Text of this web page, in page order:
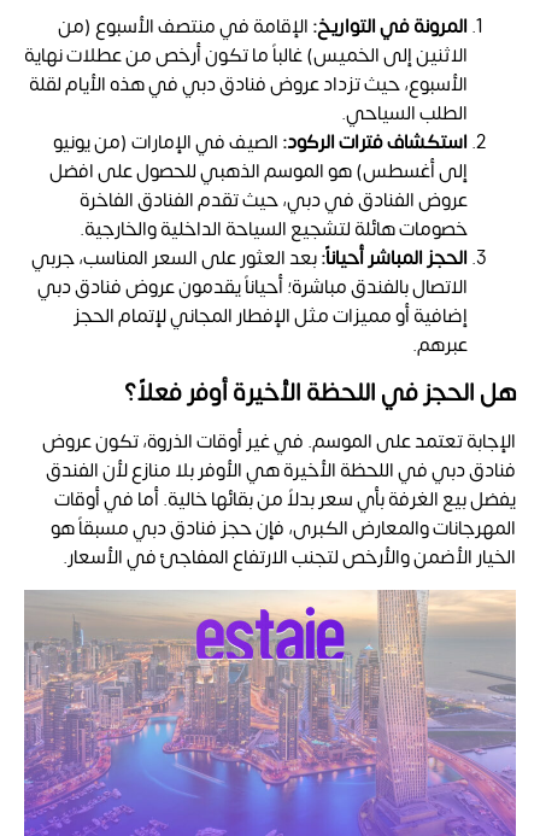
المرونة في التواريخ:الإقامة في منتصف الأسبوع (من
الاثنين إلى الخميس) غالباً ما تكون أرخص من عطلات نهاية
الأسبوع، حيث تزدادعروض فنادق دبيفي هذه الأيام لقلة
الطلب السياحي.
استكشاف فترات الركود:الصيف في الإمارات (من يونيو
إلى أغسطس) هو الموسم الذهبي للحصول علىافضل
عروض الفنادق في دبي، حيث تقدم الفنادق الفاخرة
خصومات هائلة لتشجيع السياحة الداخلية والخارجية.
الحجز المباشر أحياناً:بعد العثور على السعر المناسب، جربي
الاتصال بالفندق مباشرة؛ أحياناً يقدمونعروض فنادق دبي
إضافية أو مميزات مثل الإفطار المجاني لإتمام الحجز
عبرهم.
هل الحجز في اللحظة الأخيرة أوفر فعلاً؟
الإجابة تعتمد على الموسم. في غير أوقات الذروة، تكونعروض
فنادق دبي في اللحظة الأخيرة هي الأوفر بلا منازع لأن الفندق
يفضل بيع الغرفة بأي سعر بدلاً من بقائها خالية. أما في أوقات
المهرجانات والمعارض الكبرى، فإن حجز فنادق دبيمسبقاً هو
الخيار الأضمن والأرخص لتجنب الارتفاع المفاجئ في الأسعار.